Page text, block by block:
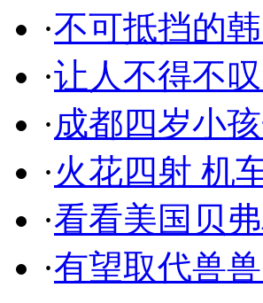
·不可抵挡的
·让人不得不
·成都四岁小
·火花四射 机
·看看美国贝
·有望取代兽